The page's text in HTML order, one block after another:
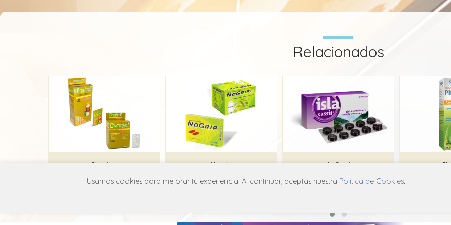
Relacionados
Singripal
FPC
Nogrip
PharmaBrand
Isla Cassis
Megalabs
Usamos cookies para mejorar tu experiencia. Al continuar, aceptas nuestra Política de Cookies.